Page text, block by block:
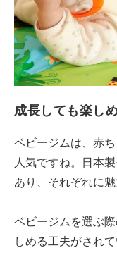
成長しても楽し
ベビージムは、赤
人気ですね。日本
あり、それぞれに
ベビージムを選ぶ
しめる工夫がされて